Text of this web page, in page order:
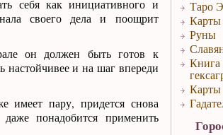
себя как инициативного и
своего дела и поощрит
он должен быть готов к
настойчивее и на шаг впереди
имеет пару, придется снова
понадобится применить
Таро
Карты
Руны
Книга
Карты